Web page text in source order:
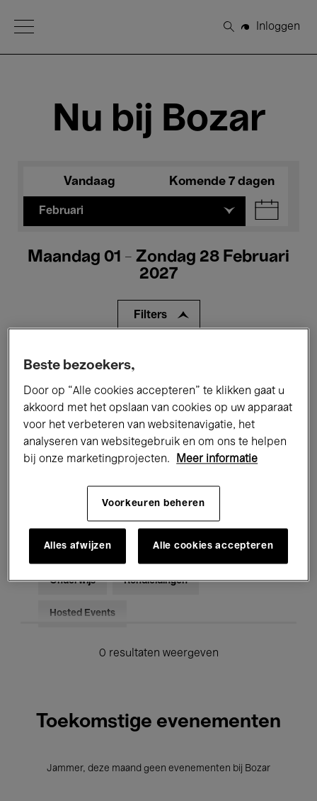
Open Menu
Zoeken
Inloggen
Nu bij Bozar
Vandaag Komende 7 dagen
Februari
Maandag 01 - Zondag 28 Februari
2027
Filters
Alle evenementen
Tentoonstellingen Films
Performances Lezingen & Debatten
Jazz Klassieke Muziek Global Music
Voor iedereen Kids’ Palace
Onderwijs Rondleidingen
Hosted Events
0 resultaten weergeven
Toekomstige evenementen
Jammer, deze maand geen evenementen bij Bozar
Beste bezoekers,
Door op “Alle cookies accepteren” te klikken gaat u
akkoord met het opslaan van cookies op uw apparaat
voor het verbeteren van websitenavigatie, het
analyseren van websitegebruik en om ons te helpen
bij onze marketingprojecten.
Meer informatie
Voorkeuren beheren
Alles afwijzen Alle cookies accepteren